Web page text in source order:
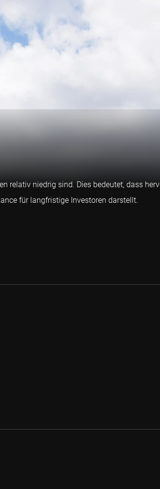
relativ niedrig sind. Dies bedeutet, dass
für langfristige Investoren darstellt.